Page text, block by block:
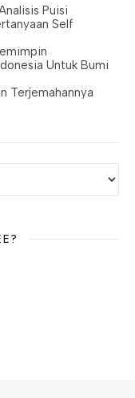
Puisi
Self
Untuk Bumi
Terjemahannya